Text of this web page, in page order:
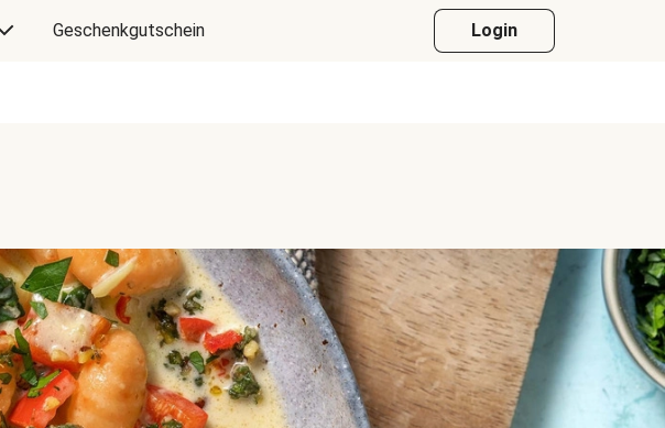
Geschenkgutschein Login